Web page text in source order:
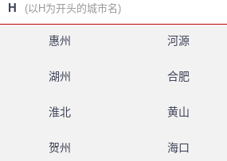
H (以H为开头的城市名)
惠州 河源
湖州 合肥
淮北 黄山
贺州 海口